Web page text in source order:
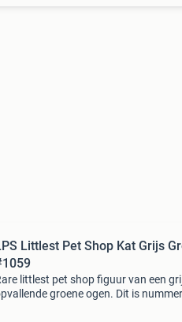
Littlest Pet Shop Kat Grijs
littlest pet shop figuur van een
groene ogen. Dit is